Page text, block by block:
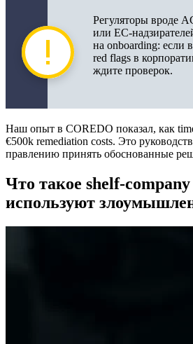
Кейсы ошибок с уроками
Вопросы провайдеру и
Практические выводы и
Шаблоны и метрики для
Регуляторы вроде
или ЕС-
на onboarding: если
red flags в
ждите проверок.
Наш опыт в COREDO показал, как
€500k remediation costs. Это
правлению принять обоснованные
Что такое
используют